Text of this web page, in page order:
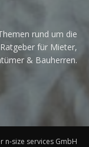
rund um die
für Mieter,
& Bauherren.
n-size services GmbH